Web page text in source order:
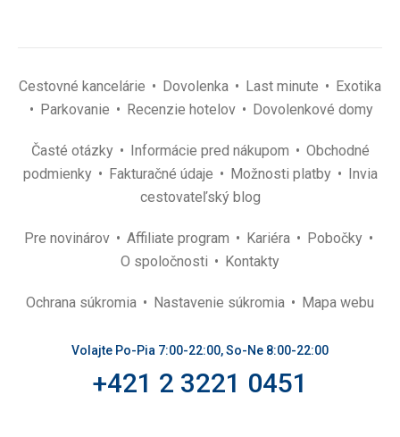
Cestovné kancelárie Dovolenka Last minute
Exotika
Parkovanie
Recenzie hotelov Dovolenkové domy
Časté otázky Informácie pred nákupom
Obchodné
podmienky
Fakturačné údaje Možnosti platby
Invia
cestovateľský blog
Pre novinárov Affiliate program Kariéra
Pobočky
O spoločnosti
Kontakty
Ochrana súkromia Nastavenie súkromia Mapa webu
Volajte Po-Pia 7:00-22:00, So-Ne 8:00-22:00
+421 2 3221 0451